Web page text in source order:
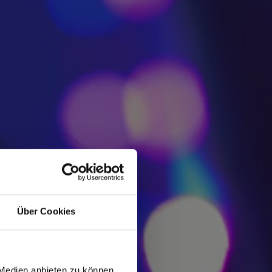
Über Cookies